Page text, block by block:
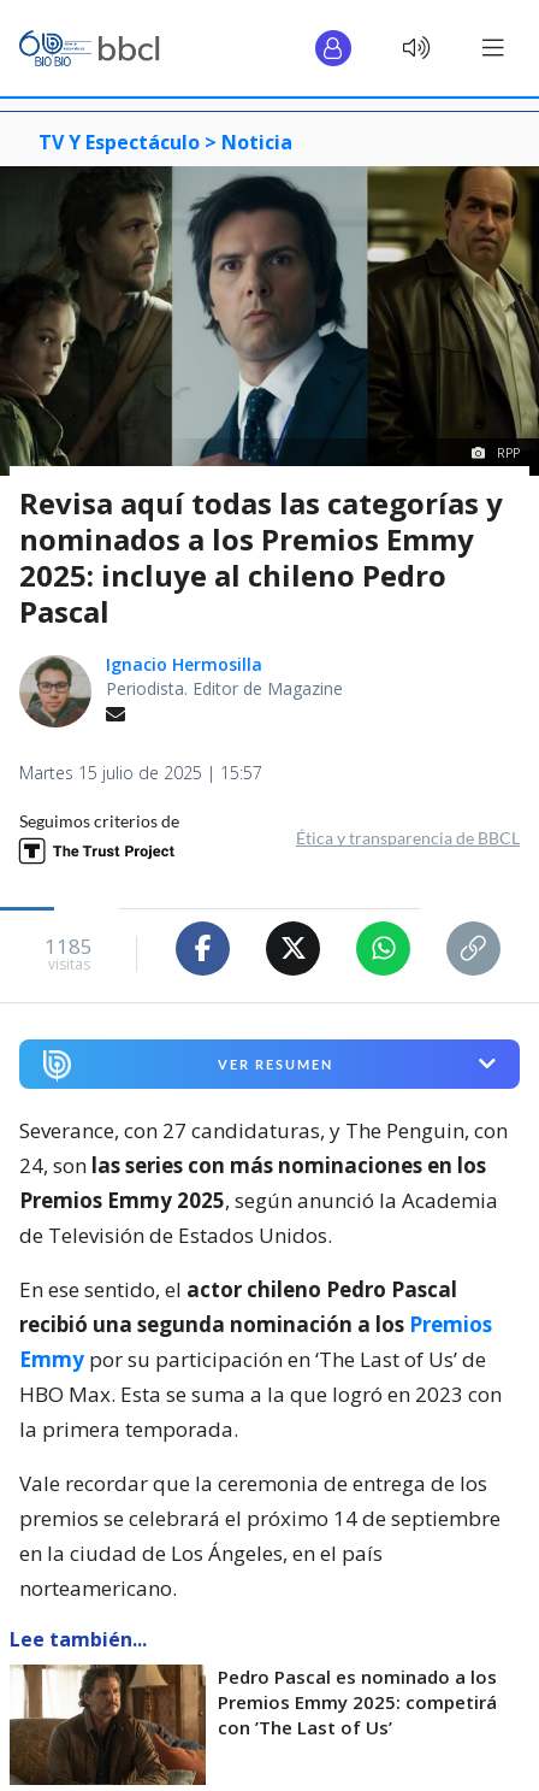
TV Y Espectáculo > Noticia
RPP
Revisa aquí todas las categorías y
nominados a los Premios Emmy
2025: incluye al chileno Pedro
Pascal
Ignacio Hermosilla
Periodista. Editor de Magazine
Martes 15 julio de 2025 | 15:57
Seguimos criterios de
Ética y transparencia de BBCL
1185
visitas
VER RESUMEN
Severance, con 27 candidaturas, y The Penguin, con
24, son las series con más nominaciones en los
Premios Emmy 2025, según anunció la Academia
de Televisión de Estados Unidos.
En ese sentido, el actor chileno Pedro Pascal
recibió una segunda nominación a los Premios
Emmy por su participación en ‘The Last of Us’ de
HBO Max. Esta se suma a la que logró en 2023 con
la primera temporada.
Vale recordar que la ceremonia de entrega de los
premios se celebrará el próximo 14 de septiembre
en la ciudad de Los Ángeles, en el país
norteamericano.
Lee también...
Pedro Pascal es nominado a los
Premios Emmy 2025: competirá
con ’The Last of Us’